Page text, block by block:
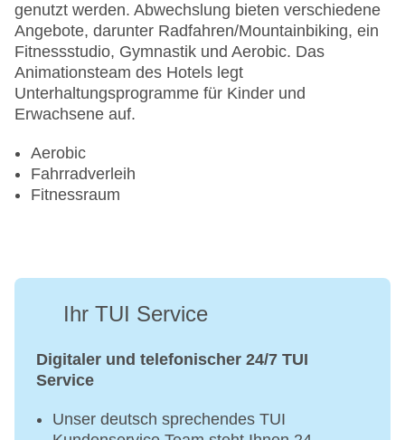
genutzt werden. Abwechslung bieten verschiedene
Angebote, darunter Radfahren/Mountainbiking, ein
Fitnessstudio, Gymnastik und Aerobic. Das
Animationsteam des Hotels legt
Unterhaltungsprogramme für Kinder und
Erwachsene auf.
Aerobic
Fahrradverleih
Fitnessraum
Ihr TUI Service
Digitaler und telefonischer 24/7 TUI
Service
Unser deutsch sprechendes TUI